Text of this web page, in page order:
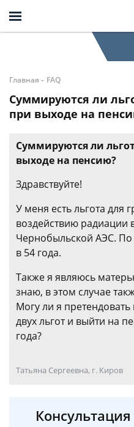
Главная - FAQ
Суммируются ли
при выходе на
Суммируются ли
выходе на пенсию?
Здравствуйте!
У меня есть льгота для
воздействию радиации
Чернобыльской АЭС.
в 54 года.
Также я являюсь
знаю, в этом случае
Могу ли я
двух льгот и выйти на
года?
Татьяна Сергеевна, г. Киров